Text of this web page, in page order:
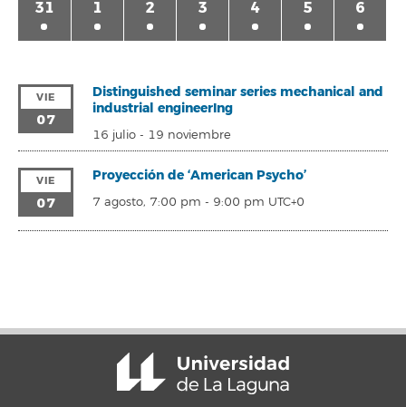
31 1 2 3 4 5 6
VIE
07
Distinguished seminar series mechanical and
industrial engineerIng
16 julio- 19 noviembre
VIE
07
Proyección de ‘American Psycho’
7 agosto, 7:00 pm - 9:00 pm UTC+0